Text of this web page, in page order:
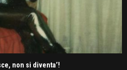
non si diventa’!